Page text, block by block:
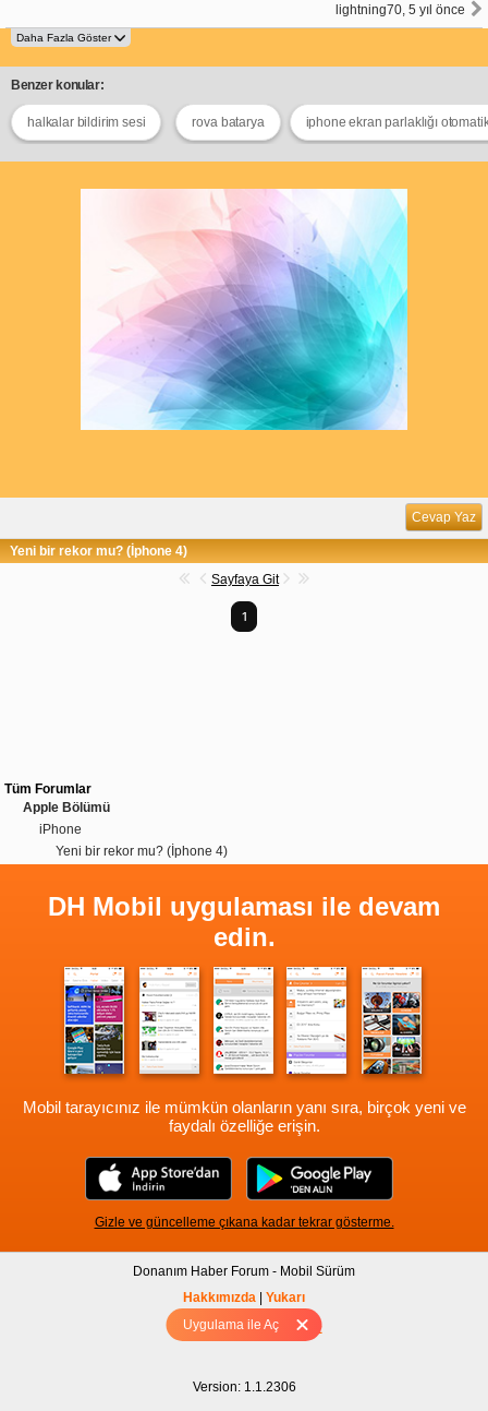
Uygulama ile Aç
lightning70, 5 yıl önce
Benzer konular:
halkalar bildirim sesi rova batarya iphone ekran parlaklığı
Cevap Yaz
Yeni bir rekor mu? (İphone 4)
Sayfaya Git
1
Tüm Forumlar
Apple Bölümü
iPhone
Yeni bir rekor mu? (İphone 4)
DH Mobil uygulaması ile devam
edin.
Mobil tarayıcınız ile mümkün olanların yanı sıra, birçok yeni ve
faydalı özelliğe erişin.
Gizle ve güncelleme çıkana kadar tekrar gösterme.
Donanım Haber Forum - Mobil Sürüm
Hakkımızda | Yukarı
Tam sürüm için Tıklayınız
Version: 1.1.2306